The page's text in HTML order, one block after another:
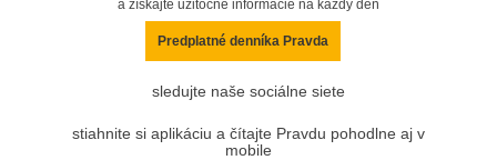
a získajte užitočné informácie na každý deň
Predplatné denníka Pravda
sledujte naše sociálne siete
stiahnite si aplikáciu a čítajte Pravdu pohodlne aj v
mobile